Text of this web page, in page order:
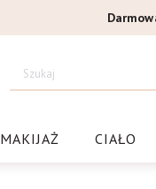
Drogeria
MAKIJAŻ CIAŁO